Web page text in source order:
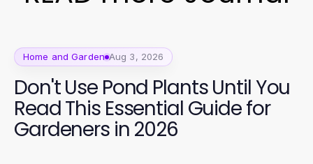
Home and Garden Aug 3, 2026
Don't Use Pond Plants Until You
Read This Essential Guide for
Gardeners in 2026